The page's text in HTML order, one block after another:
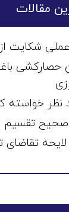
مقالات
شکایت
حصارکشی
نظر
تقسیم
لایحه تقاضای